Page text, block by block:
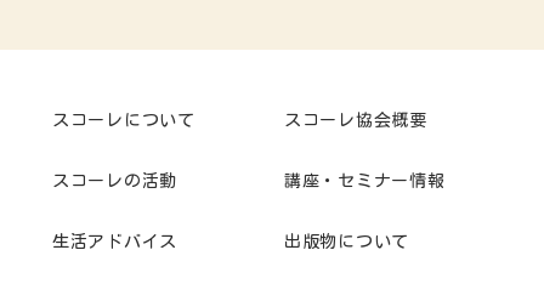
スコーレについて スコーレ協会概要
スコーレの活動 講座・セミナー情報
生活アドバイス 出版物について